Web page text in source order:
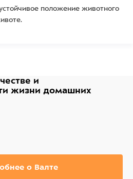
положение животного
к воздействию ультрафиолета.
обладает
мм.
по индивидуальным
и
жизни домашних
о Валте